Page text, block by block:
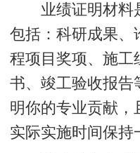
业绩证明材料
包括：科研成果、
程项目奖项、施工
书、竣工验收报告
明你的专业贡献，
实际实施时间保持